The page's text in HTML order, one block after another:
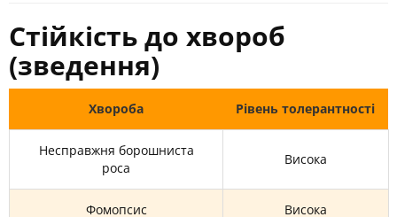
Стійкість до хвороб
(зведення)
Хвороба Рівень толерантності
Несправжня борошниста
роса
Висока
Фомопсис Висока